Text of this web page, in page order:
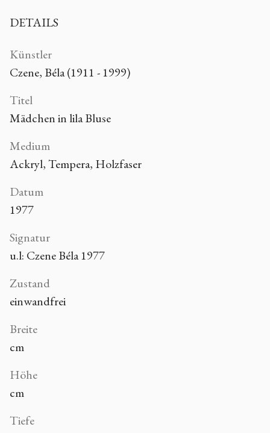
DETAILS
Künstler
Czene, Béla (1911 - 1999)
Titel
Mädchen in lila Bluse
Medium
Ackryl, Tempera, Holzfaser
Datum
1977
Signatur
u.l: Czene Béla 1977
Zustand
einwandfrei
Breite
cm
Höhe
cm
Tiefe